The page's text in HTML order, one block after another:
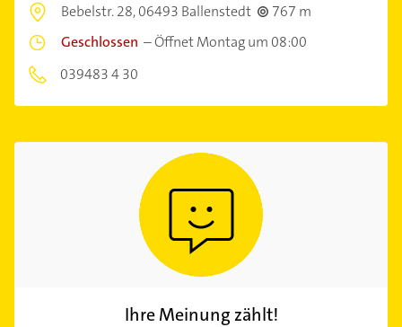
Bebelstr. 28,06493 Ballenstedt
767 m
Geschlossen –Öffnet Montag um 08:00
039483 4 30
Ihre Meinung zählt!